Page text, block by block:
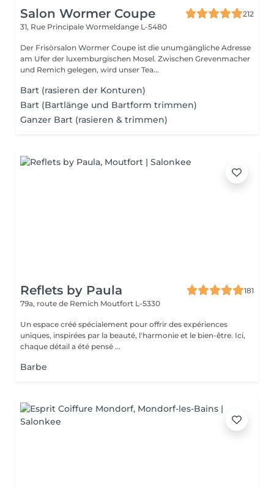
Salon Wormer Coupe
212
31, Rue Principale Wormeldange L-5480
Der Frisörsalon Wormer Coupe ist die unumgängliche Adresse
am Ufer der luxemburgischen Mosel. Zwischen Grevenmacher
und Remich gelegen, wird unser Tea...
Bart (rasieren der Konturen)
Bart (Bartlänge und Bartform trimmen)
Ganzer Bart (rasieren & trimmen)
Reflets by Paula
181
79a, route de Remich Moutfort L-5330
Un espace créé spécialement pour offrir des expériences
uniques, inspirées par la beauté, l'harmonie et le bien-être. Ici,
chaque détail a été pensé ...
Barbe